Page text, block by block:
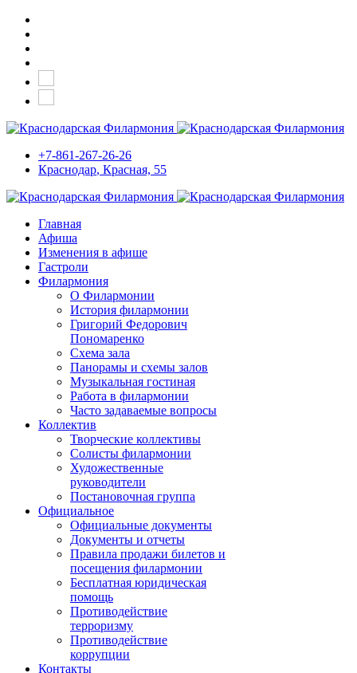
+7-861-267-26-26
Краснодар, Красная, 55
Главная
Афиша
Изменения в афише
Гастроли
Филармония
О Филармонии
История филармонии
Григорий Федорович
Пономаренко
Схема зала
Панорамы и схемы залов
Музыкальная гостиная
Работа в филармонии
Часто задаваемые вопросы
Коллектив
Творческие коллективы
Солисты филармонии
Художественные
руководители
Постановочная группа
Официальное
Официальные документы
Документы и отчеты
Правила продажи билетов и
посещения филармонии
Бесплатная юридическая
помощь
Противодействие
терроризму
Противодействие
коррупции
Контакты